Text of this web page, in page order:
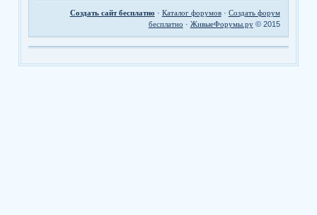
Создать сайт бесплатно · Каталог форумов· Создать форум
бесплатно · ЖивыеФорумы.ру© 2015